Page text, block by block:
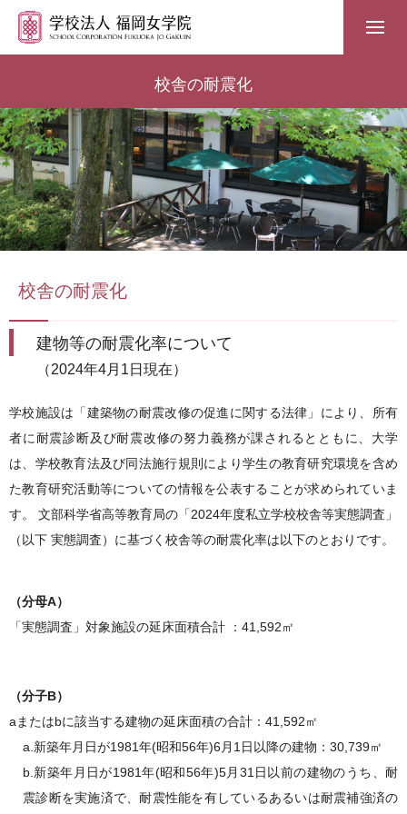
校舎の耐震化
校舎の耐震化
建物等の耐震化率について
（2024年4月1日現在）
学校施設は「建築物の耐震改修の促進に関する法律」により、所有
者に耐震診断及び耐震改修の努力義務が課されるとともに、大学
は、学校教育法及び同法施行規則により学生の教育研究環境を含め
た教育研究活動等についての情報を公表することが求められていま
す。 文部科学省高等教育局の「2024年度私立学校校舎等実態調査」
（以下 実態調査）に基づく校舎等の耐震化率は以下のとおりです。
（分母A）
「実態調査」対象施設の延床面積合計 ：41,592㎡
（分子B）
aまたはbに該当する建物の延床面積の合計：41,592㎡
a.新築年月日が1981年(昭和56年)6月1日以降の建物：30,739㎡
b.新築年月日が1981年(昭和56年)5月31日以前の建物のうち、耐
震診断を実施済で、耐震性能を有しているあるいは耐震補強済の